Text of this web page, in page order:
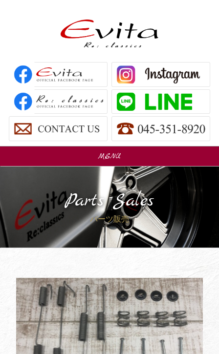
MENU
Parts Sales
パーツ販売
Trade In
買取査定
ブログ
Company
会社概要
Recruit
採用情報
Parts Sales
パーツ販売